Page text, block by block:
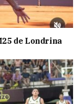
de Londrina